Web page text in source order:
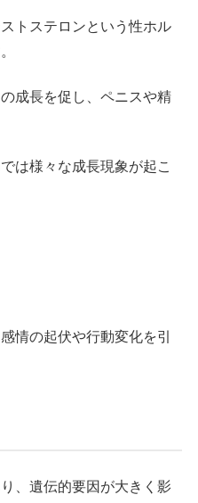
トステロンという性ホル
成長を促し、ペニスや精
は様々な成長現象が起こ
情の起伏や行動変化を引
、遺伝的要因が大きく影